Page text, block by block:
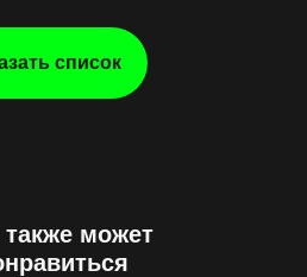
список
может